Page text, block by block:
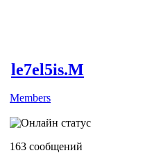
le7el5is.M
Members
163 сообщений